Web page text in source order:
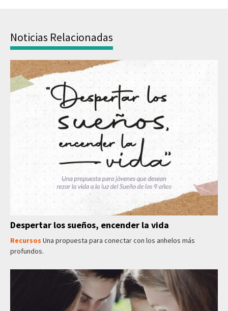
Noticias Relacionadas
Despertar los sueños, encender la vida
Recursos Una propuesta para conectar con los anhelos más
profundos.